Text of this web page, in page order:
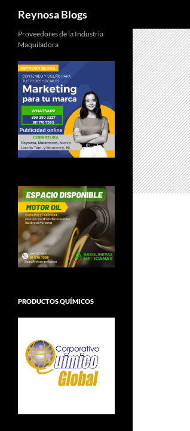
Reynosa Blogs
Proveedores de la Industria
Maquiladora
PRODUCTOS QUÍMICOS